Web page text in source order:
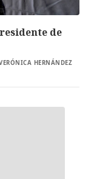
de
HERNÁNDEZ